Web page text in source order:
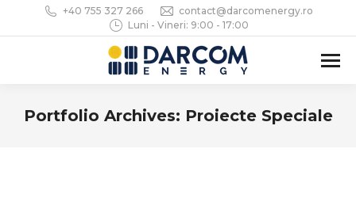
+40 755 327 266
contact@darcomenergy.ro
Luni - Vineri: 9:00 - 17:00
Portfolio Archives: Proiecte Speciale